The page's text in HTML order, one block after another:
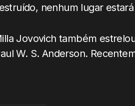
nenhum lugar estará
Jovovich também
W. S. Anderson.